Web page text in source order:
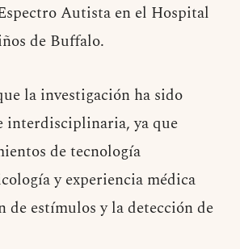
Autista en el Hospital
de Buffalo.
la investigación ha sido
interdisciplinaria, ya que
de tecnología
y experiencia médica
de estímulos y la detección de